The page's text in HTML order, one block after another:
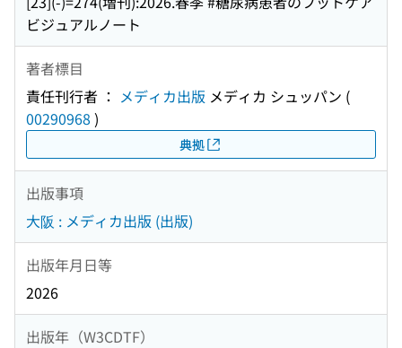
ビジュアルノート
著者標目
責任刊行者 ： メディカ出版 メディカ シュッパン (
00290968 )
典拠
出版事項
大阪 : メディカ出版 (出版)
出版年月日等
2026
出版年（W3CDTF）